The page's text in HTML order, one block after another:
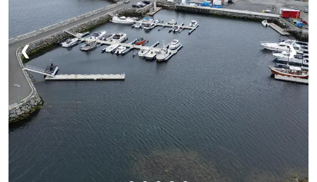
❮ ❯